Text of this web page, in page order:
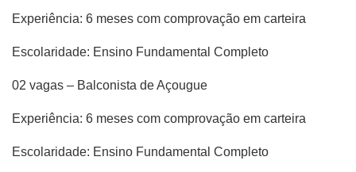
Experiência: 6 meses com comprovação em carteira
Escolaridade: Ensino Fundamental Completo
02 vagas – Balconista de Açougue
Experiência: 6 meses com comprovação em carteira
Escolaridade: Ensino Fundamental Completo